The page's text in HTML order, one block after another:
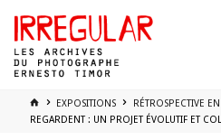
content
HOMEEXPOSITIONS RÉTROSPECTIVE
REGARDENT : UN PROJET ÉVOLUTIF ET